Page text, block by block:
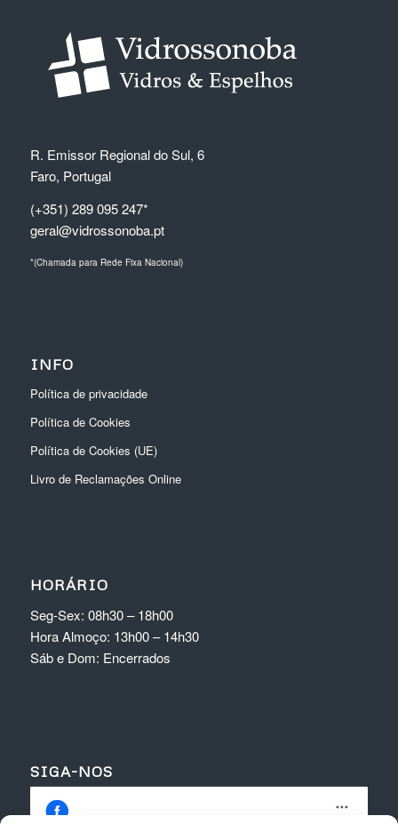
R. Emissor Regional do Sul, 6
Faro, Portugal
(+351) 289 095 247*
geral@vidrossonoba.pt
*(Chamada para Rede Fixa Nacional)
INFO
Política de privacidade
Política de Cookies
Política de Cookies (UE)
Livro de Reclamações Online
HORÁRIO
Seg-Sex: 08h30 – 18h00
Hora Almoço: 13h00 – 14h30
Sáb e Dom: Encerrados
SIGA-NOS